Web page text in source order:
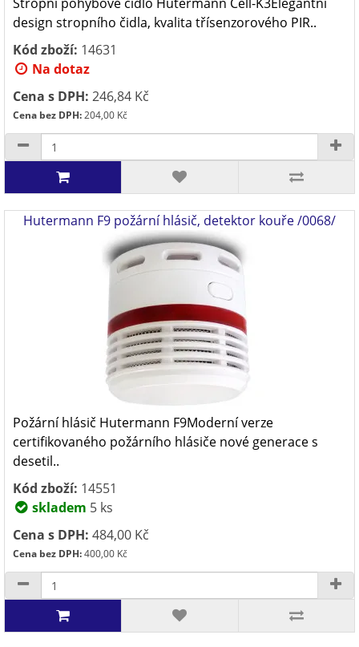
design stropního čidla, kvalita třísenzorového PIR..
Kód zboží: 14631
Na dotaz
Cena s DPH: 246,84 Kč
Cena bez DPH:204,00 Kč
Hutermann F9 požární hlásič, detektor kouře /0068/
Požární hlásič Hutermann F9Moderní verze
certifikovaného požárního hlásiče nové generace s
desetil..
Kód zboží: 14551
skladem 5 ks
Cena s DPH: 484,00 Kč
Cena bez DPH:400,00 Kč